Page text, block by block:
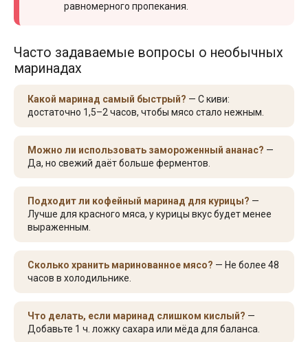
равномерного пропекания.
Часто задаваемые вопросы о необычных
маринадах
Какой маринад самый быстрый? — С киви:
достаточно 1,5–2 часов, чтобы мясо стало нежным.
Можно ли использовать замороженный ананас? —
Да, но свежий даёт больше ферментов.
Подходит ли кофейный маринад для курицы? —
Лучше для красного мяса, у курицы вкус будет менее
выраженным.
Сколько хранить маринованное мясо? — Не более 48
часов в холодильнике.
Что делать, если маринад слишком кислый? —
Добавьте 1 ч. ложку сахара или мёда для баланса.